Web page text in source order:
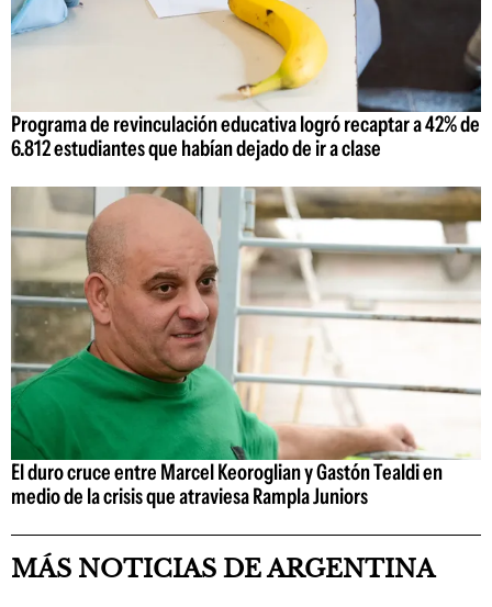
Programa de revinculación educativa logró recaptar a 42% de
6.812 estudiantes que habían dejado de ir a clase
El duro cruce entre Marcel Keoroglian y Gastón Tealdi en
medio de la crisis que atraviesa Rampla Juniors
MÁS NOTICIAS DE ARGENTINA